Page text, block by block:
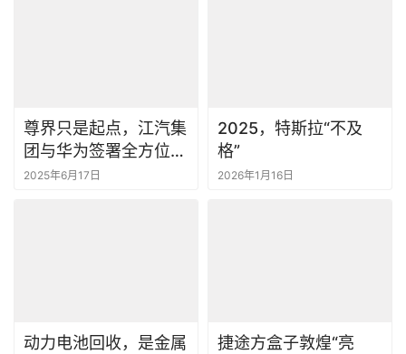
尊界只是起点，江汽集
团与华为签署全方位战
略合作协议
2025年6月17日
2025，特斯拉“不及
格”
2026年1月16日
动力电池回收，是金属
捷途方盒子敦煌“亮